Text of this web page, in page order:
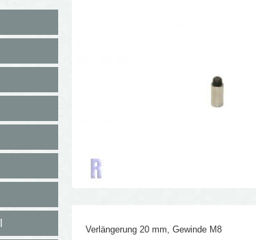
Verlängerung 20 mm, Gewinde M8